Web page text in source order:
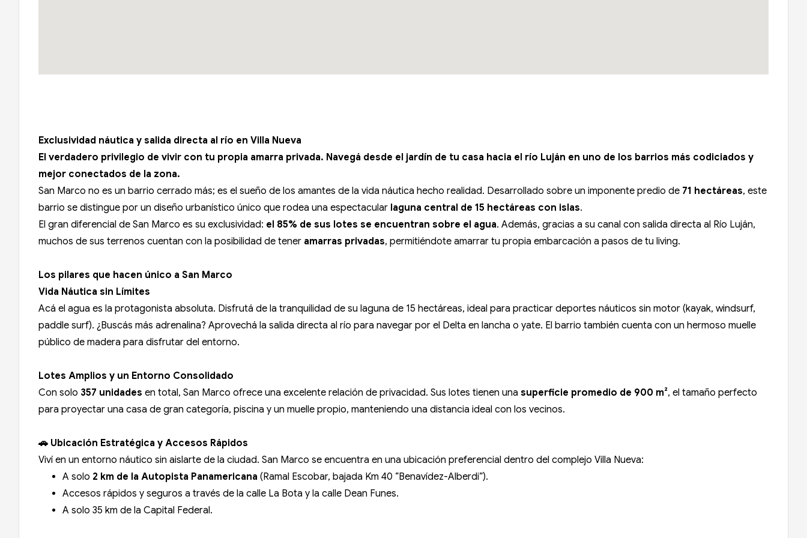
Exclusividad náutica y salida directa al río en Villa Nueva
El verdadero privilegio de vivir con tu propia amarra privada. Navegá desde el jardín de tu casa hacia el río Luján en uno de los barrios más codiciados y
mejor conectados de la zona.
San Marco no es un barrio cerrado más; es el sueño de los amantes de la vida náutica hecho realidad. Desarrollado sobre un imponente predio de 71 hectáreas, este
barrio se distingue por un diseño urbanístico único que rodea una espectacular laguna central de 15 hectáreas con islas.
El gran diferencial de San Marco es su exclusividad: el 85% de sus lotes se encuentran sobre el agua. Además, gracias a su canal con salida directa al Río Luján,
muchos de sus terrenos cuentan con la posibilidad de tener amarras privadas, permitiéndote amarrar tu propia embarcación a pasos de tu living.
Los pilares que hacen único a San Marco
Vida Náutica sin Límites
Acá el agua es la protagonista absoluta. Disfrutá de la tranquilidad de su laguna de 15 hectáreas, ideal para practicar deportes náuticos sin motor (kayak, windsurf,
paddle surf). ¿Buscás más adrenalina? Aprovechá la salida directa al río para navegar por el Delta en lancha o yate. El barrio también cuenta con un hermoso muelle
público de madera para disfrutar del entorno.
Lotes Amplios y un Entorno Consolidado
Con solo 357 unidades en total, San Marco ofrece una excelente relación de privacidad. Sus lotes tienen una superficie promedio de 900 m², el tamaño perfecto
para proyectar una casa de gran categoría, piscina y un muelle propio, manteniendo una distancia ideal con los vecinos.
🚗 Ubicación Estratégica y Accesos Rápidos
Viví en un entorno náutico sin aislarte de la ciudad. San Marco se encuentra en una ubicación preferencial dentro del complejo Villa Nueva:
A solo 2 km de la Autopista Panamericana (Ramal Escobar, bajada Km 40 “Benavídez-Alberdi”).
Accesos rápidos y seguros a través de la calle La Bota y la calle Dean Funes.
A solo 35 km de la Capital Federal.